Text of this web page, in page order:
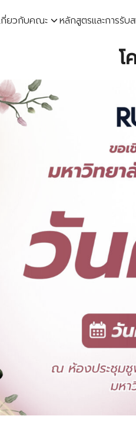
กี่ยวกับคณะ หลักสูตรและการรับ
โ